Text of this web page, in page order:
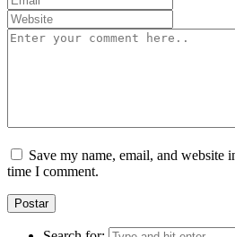
Save my name, email, and website
time I comment.